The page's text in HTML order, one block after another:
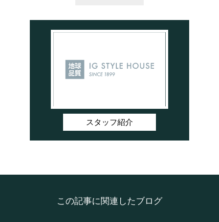
スタッフ紹介
この記事に関連したブログ